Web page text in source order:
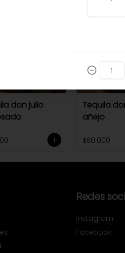
don julio
Tequila
añejo
$60.000
Redes
Instagram
Facebook